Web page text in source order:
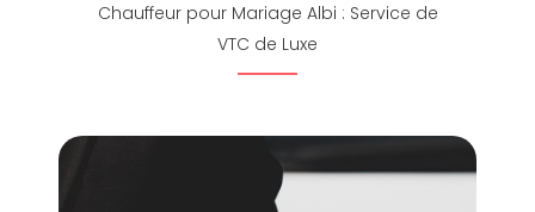
Chauffeur pour Mariage Albi : Service de
VTC de Luxe